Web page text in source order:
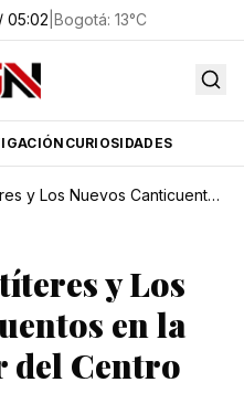
05:02 Bogotá: 13°C
CURIOSIDADES
Un musical de títeres y Los Nuevos Canticuentos en la franja familiar del Centro Nacional de las Artes
y Los
en la
Centro